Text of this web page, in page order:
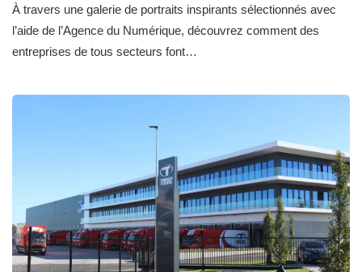
À travers une galerie de portraits inspirants sélectionnés avec
l’aide de l’Agence du Numérique, découvrez comment des
entreprises de tous secteurs font…